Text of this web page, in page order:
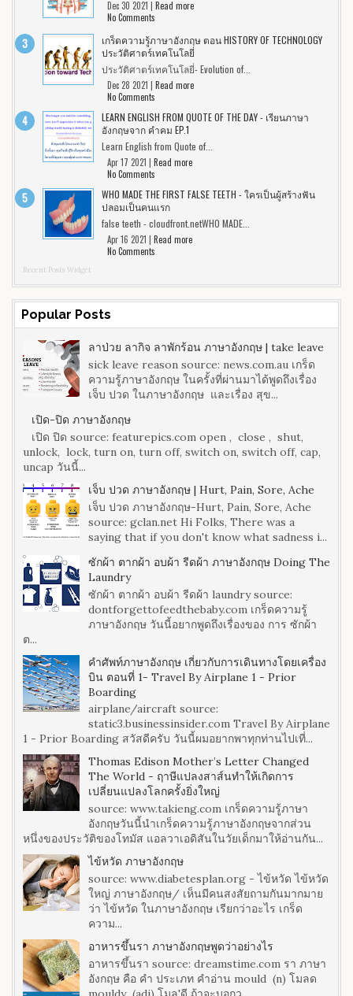
Dec 30 2021 | Read more
No Comments
เกร็ดความรู้ภาษาอังกฤษ ตอน HISTORY OF TECHNOLOGY
ประวัติศาตร์เทคโนโลยี่
ประวัติศาตร์เทคโนโลยี่- Evolution of...
Dec 28 2021 | Read more
No Comments
LEARN ENGLISH FROM QUOTE OF THE DAY - เรียนภาษา
อังกฤษจาก คำคม EP.1
Learn English from Quote of...
Apr 17 2021 | Read more
No Comments
WHO MADE THE FIRST FALSE TEETH - ใครเป็นผู้สร้างฟัน
ปลอมเป็นคนแรก
false teeth - cloudfront.netWHO MADE...
Apr 16 2021 | Read more
No Comments
Recent Posts Widget
Popular Posts
ลาป่วย ลากิจ ลาพักร้อน ภาษาอังกฤษ | take leave
sick leave reason source: news.com.au เกร็ด
ความรู้ภาษาอังกฤษ ในครั้งที่ผ่านมาได้พูดถึงเรื่อง
เจ็บ ปวด ในภาษาอังกฤษ และเรื่อง สุข...
เปิด-ปิด ภาษาอังกฤษ
เปิด ปิด source: featurepics.com open , close , shut,
unlock, lock, turn on, turn off, switch on, switch off, cap,
uncap วันนี้...
เจ็บ ปวด ภาษาอังกฤษ | Hurt, Pain, Sore, Ache
เจ็บ ปวด ภาษาอังกฤษ-Hurt, Pain, Sore, Ache
source: gclan.net Hi Folks, There was a
saying that if you don't know what sadness i...
ซักผ้า ตากผ้า อบผ้า รีดผ้า ภาษาอังกฤษ Doing The
Laundry
ซักผ้า ตากผ้า อบผ้า รีดผ้า laundry source:
dontforgettofeedthebaby.com เกร็ดความรู้
ภาษาอังกฤษ วันนี้อยากพูดถึงเรื่องของ การ ซักผ้า
ต...
คำศัพท์ภาษาอังกฤษ เกี่ยวกับการเดินทางโดยเครื่อง
บิน ตอนที่ 1- Travel By Airplane 1 - Prior
Boarding
airplane/aircraft source:
static3.businessinsider.com Travel By Airplane
1 - Prior Boarding สวัสดีครับ วันนี้ผมอยากพาทุกท่านไปเที่...
Thomas Edison Mother’s Letter Changed
The World - ฤาษีแปลงสาส์นทำให้เกิดการ
เปลี่ยนแปลงโลกครั้งยิ่งใหญ่
source: www.takieng.com เกร็ดความรู้ภาษา
อังกฤษวันนี้นำเกร็ดความรู้ภาษาอังกฤษจากส่วน
หนึ่งของประวัติของโทมัส แอลวาเอดิสันในวัยเด็กมาให้อ่านกัน...
ไข้หวัด ภาษาอังกฤษ
source: www.diabetesplan.org - ไข้หวัด ไข้หวัด
ใหญ่ ภาษาอังกฤษ/ เห็นมีคนสงสัยถามกันมากมาย
ว่า ไข้หวัด ในภาษาอังกฤษ เรียกว่าอะไร เกร็ด
ความ...
อาหารขึ้นรา ภาษาอังกฤษพูดว่าอย่างไร
อาหารขึ้นรา source: dreamstime.com รา ภาษา
อังกฤษ คือ คำ ประเภท คำอ่าน mould (n) โมลด